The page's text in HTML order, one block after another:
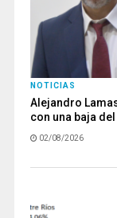
NOTICIAS
Alejandro
con una baja
02/08/2026